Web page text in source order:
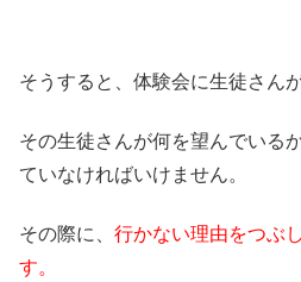
そうすると、体験会に生徒さん
その生徒さんが何を望んでいる
ていなければいけません。
その際に、 行かない理由をつぶ
す。